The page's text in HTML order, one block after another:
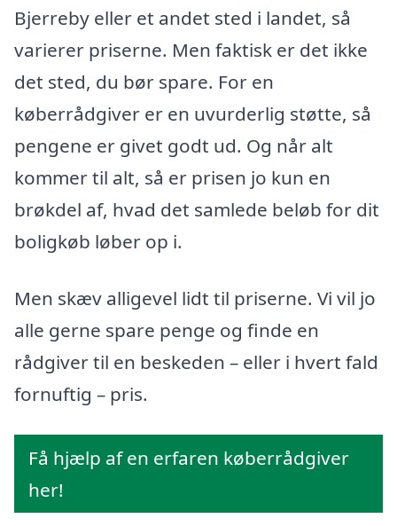
Bjerreby eller et andet sted i landet, så
varierer priserne. Men faktisk er det ikke
det sted, du bør spare. For en
køberrådgiver er en uvurderlig støtte, så
pengene er givet godt ud. Og når alt
kommer til alt, så er prisen jo kun en
brøkdel af, hvad det samlede beløb for dit
boligkøb løber op i.
Men skæv alligevel lidt til priserne. Vi vil jo
alle gerne spare penge og finde en
rådgiver til en beskeden – eller i hvert fald
fornuftig – pris.
Få hjælp af en erfaren køberrådgiver
her!